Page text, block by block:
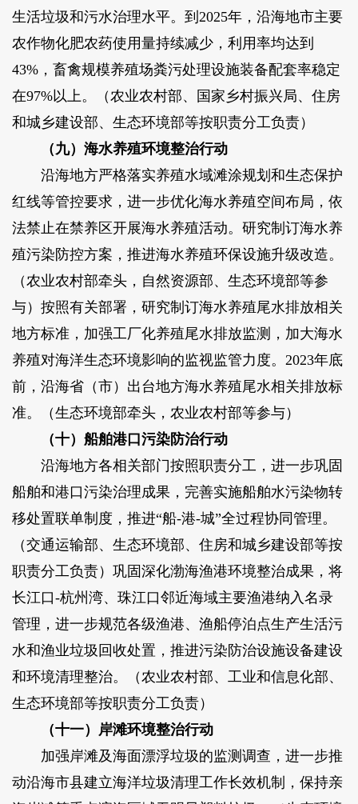
生活垃圾和污水治理水平。到2025年，沿海地市主要
农作物化肥农药使用量持续减少，利用率均达到
43%，畜禽规模养殖场粪污处理设施装备配套率稳定
在97%以上。（农业农村部、国家乡村振兴局、住房
和城乡建设部、生态环境部等按职责分工负责）
（九）海水养殖环境整治行动
沿海地方严格落实养殖水域滩涂规划和生态保护
红线等管控要求，进一步优化海水养殖空间布局，依
法禁止在禁养区开展海水养殖活动。研究制订海水养
殖污染防控方案，推进海水养殖环保设施升级改造。
（农业农村部牵头，自然资源部、生态环境部等参
与）按照有关部署，研究制订海水养殖尾水排放相关
地方标准，加强工厂化养殖尾水排放监测，加大海水
养殖对海洋生态环境影响的监视监管力度。2023年底
前，沿海省（市）出台地方海水养殖尾水相关排放标
准。（生态环境部牵头，农业农村部等参与）
（十）船舶港口污染防治行动
沿海地方各相关部门按照职责分工，进一步巩固
船舶和港口污染治理成果，完善实施船舶水污染物转
移处置联单制度，推进“船-港-城”全过程协同管理。
（交通运输部、生态环境部、住房和城乡建设部等按
职责分工负责）巩固深化渤海渔港环境整治成果，将
长江口-杭州湾、珠江口邻近海域主要渔港纳入名录
管理，进一步规范各级渔港、渔船停泊点生产生活污
水和渔业垃圾回收处置，推进污染防治设施设备建设
和环境清理整治。（农业农村部、工业和信息化部、
生态环境部等按职责分工负责）
（十一）岸滩环境整治行动
加强岸滩及海面漂浮垃圾的监测调查，进一步推
动沿海市县建立海洋垃圾清理工作长效机制，保持亲